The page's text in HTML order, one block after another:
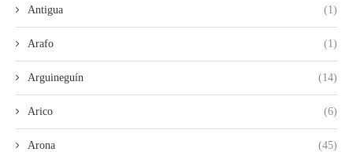
Antigua (1)
Arafo (1)
Arguineguín (14)
Arico (6)
Arona (45)